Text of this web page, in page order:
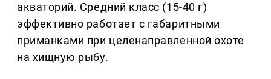
акваторий. Средний класс (15-40 г)
эффективно работает с габаритными
приманками при целенаправленной охоте
на хищную рыбу.